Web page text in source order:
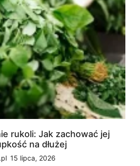
rukoli: Jak zachować jej
na dłużej
15 lipca, 2026